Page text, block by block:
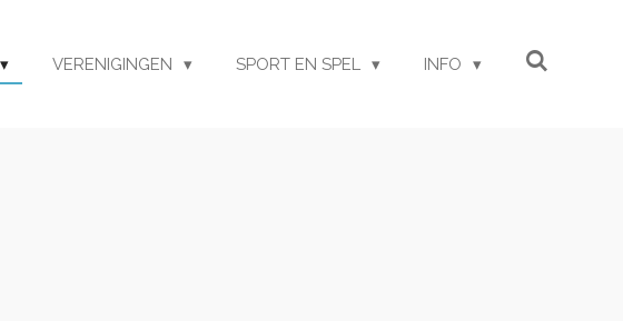
VERENIGINGEN SPORT EN SPEL INFO